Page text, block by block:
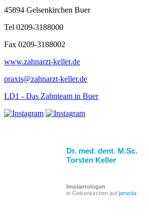
45894 Gelsenkirchen Buer
Tel 0209-3188000
Fax 0209-3188002
www.zahnarzt-keller.de
praxis@zahnarzt-keller.de
LD1 - Das Zahnteam in Buer
Dr. med. dent. M.Sc.
Torsten Keller
Implantologen
in Gelsenkirchen auf jameda